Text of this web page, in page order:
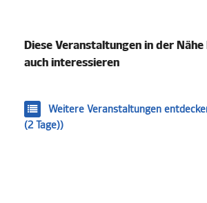
Diese Veranstaltungen in der
auch interessieren
Weitere Veranstaltungen
(2 Tage))